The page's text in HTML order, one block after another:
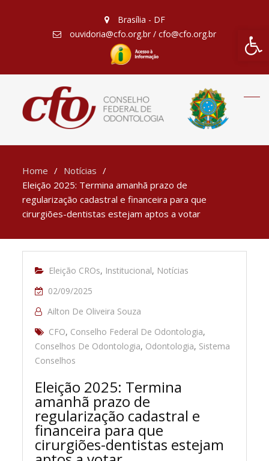
Barra
Brasília - DF
ouvidoria@cfo.org.br / cfo@cfo.org.br
Home
Notícias
Eleição 2025: Termina amanhã prazo de
regularização cadastral e financeira para que
cirurgiões-dentistas estejam aptos a votar
Eleição CROs, Institucional, Notícias
02/09/2025
Ailton De Oliveira Souza
CFO, Conselho Federal De Odontologia,
Conselhos De Odontologia, Odontologia, Sistema
Conselhos
Eleição 2025: Termina
amanhã prazo de
regularização cadastral e
financeira para que
cirurgiões-dentistas estejam